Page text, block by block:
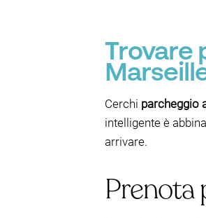
Trovare
Cerchi parcheggio
intelligente è
arrivare.
Prenota